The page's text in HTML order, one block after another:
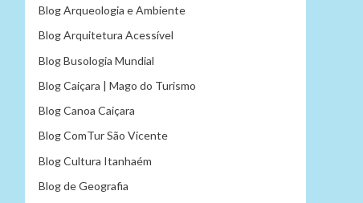
Blog Arqueologia e Ambiente
Blog Arquitetura Acessível
Blog Busologia Mundial
Blog Caiçara | Mago do Turismo
Blog Canoa Caiçara
Blog ComTur São Vicente
Blog Cultura Itanhaém
Blog de Geografia